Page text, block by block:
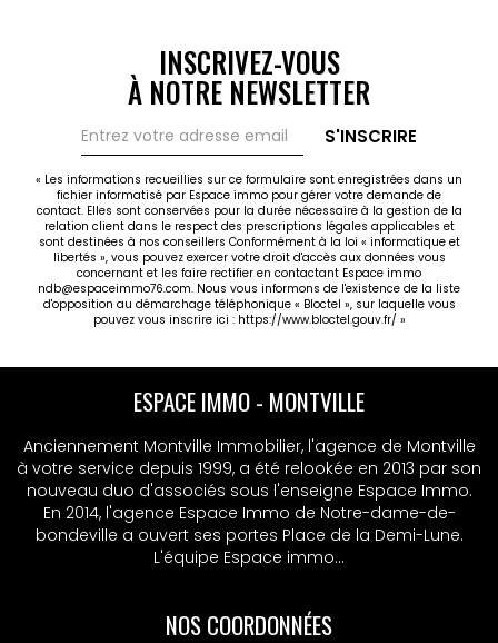
avec espace lingerie. Magnifique jardin de 2544 m²
arboré de nombreux arbres fruitiers avec terrasse.
Aspirateur centralisé. Volets électriques centralisés.
professions à domicile !! La vidéo immobilière est
disponible sur notre site : www.espaceimmo76.com
! Contacter Pauline pour visiter au 02 35 76 96 23 !!
Les informations sur les risques auxquels ce bien est
exposé sont disponible sur le site Géorisques :
www.georisques.gouv.fr
INSCRIVEZ-VOUS
À NOTRE NEWSLETTER
S'INSCRIRE
« Les informations recueillies sur ce formulaire sont enregistrées dans un
fichier informatisé par Espace immo pour gérer votre demande de
contact. Elles sont conservées pour la durée nécessaire à la gestion de la
relation client dans le respect des prescriptions légales applicables et
sont destinées à nos conseillers Conformément à la loi « informatique et
libertés », vous pouvez exercer votre droit d'accès aux données vous
concernant et les faire rectifier en contactant Espace immo
ndb@espaceimmo76.com. Nous vous informons de l'existence de la liste
d'opposition au démarchage téléphonique « Bloctel », sur laquelle vous
pouvez vous inscrire ici : https://www.bloctel.gouv.fr/ »
ESPACE IMMO - MONTVILLE
Anciennement Montville Immobilier, l'agence de Montville
à votre service depuis 1999, a été relookée en 2013 par son
nouveau duo d'associés sous l'enseigne Espace Immo.
En 2014, l'agence Espace Immo de Notre-dame-de-
bondeville a ouvert ses portes Place de la Demi-Lune.
L'équipe Espace immo...
NOS COORDONNÉES